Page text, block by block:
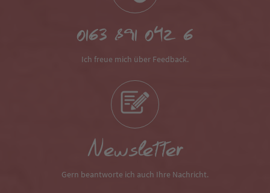
0163 891 042 6
Ich freue mich über Feedback.
Newsletter
Gern beantworte ich auch Ihre Nachricht.